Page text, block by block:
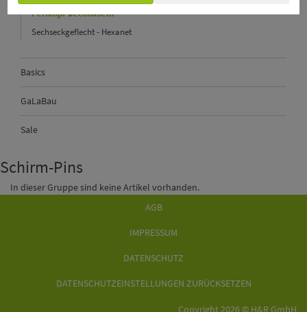
Perlkopf-Deconadeln
Sechseckgeflecht - Hexanet
Basics
GaLaBau
Sale
Schirm-Pins
In dieser Gruppe sind keine Artikel vorhanden.
AGB
IMPRESSUM
DATENSCHUTZ
DATENSCHUTZEINSTELLUNGEN ZURÜCKSETZEN
Copyright 2026 © H&R GmbH